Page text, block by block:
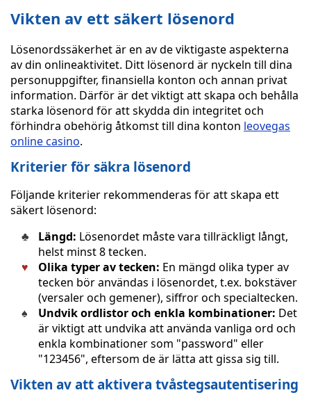
Vikten av ett säkert lösenord
Lösenordssäkerhet är en av de viktigaste aspekterna
av din onlineaktivitet. Ditt lösenord är nyckeln till dina
personuppgifter, finansiella konton och annan privat
information. Därför är det viktigt att skapa och behålla
starka lösenord för att skydda din integritet och
förhindra obehörig åtkomst till dina konton leovegas
online casino.
Kriterier för säkra lösenord
Följande kriterier rekommenderas för att skapa ett
säkert lösenord:
Längd: Lösenordet måste vara tillräckligt långt,
helst minst 8 tecken.
Olika typer av tecken: En mängd olika typer av
tecken bör användas i lösenordet, t.ex. bokstäver
(versaler och gemener), siffror och specialtecken.
Undvik ordlistor och enkla kombinationer: Det
är viktigt att undvika att använda vanliga ord och
enkla kombinationer som "password" eller
"123456", eftersom de är lätta att gissa sig till.
Vikten av att aktivera tvåstegsautentisering